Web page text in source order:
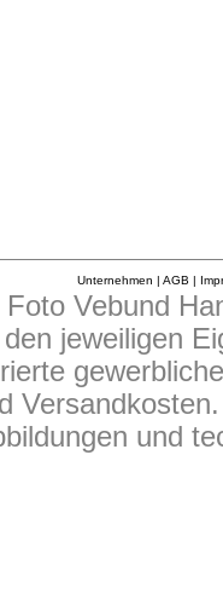
Unternehmen | AGB |
Vebund
jeweiligen
und